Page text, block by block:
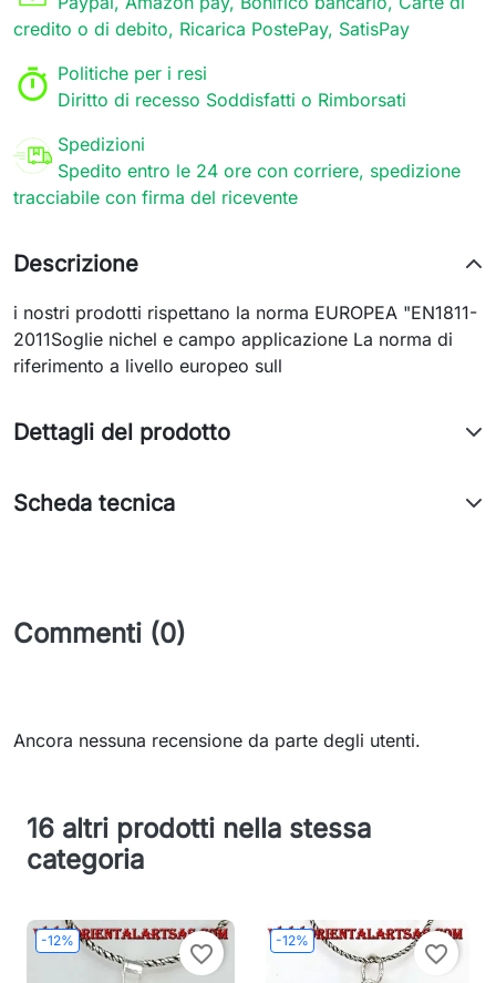
credito o di debito, Ricarica PostePay, SatisPay
Politiche per i resi
Diritto di recesso Soddisfatti o Rimborsati
Spedizioni
Spedito entro le 24 ore con corriere, spedizione
tracciabile con firma del ricevente
Descrizione
i nostri prodotti rispettano la norma EUROPEA "EN1811-
2011Soglie nichel e campo applicazione La norma di
riferimento a livello europeo sull
Dettagli del prodotto
Scheda tecnica
Commenti (0)
Ancora nessuna recensione da parte degli utenti.
16 altri prodotti nella stessa
categoria
-12%
favorite_border
-12%
favorite_border